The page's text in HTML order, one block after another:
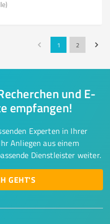
1 2
und E-
empfangen!
Experten in Ihrer
Anliegen aus einem
Dienstleister weiter.
GEHT'S